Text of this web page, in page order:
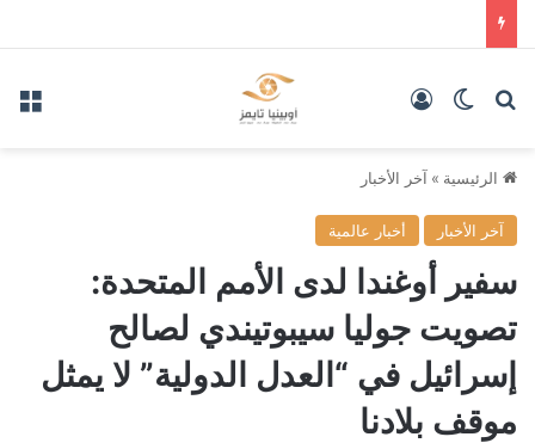
بحث عنالوضع المظلم
الرئيسية » آخر الأخبار
آخر الأخبار أخبار عالمية
سفير أوغندا لدى الأمم المتحدة:
تصويت جوليا سيبوتيندي لصالح
إسرائيل في “العدل الدولية” لا يمثل
موقف بلادنا